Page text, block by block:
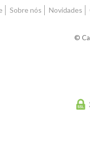
Sobre nós Novidades
©